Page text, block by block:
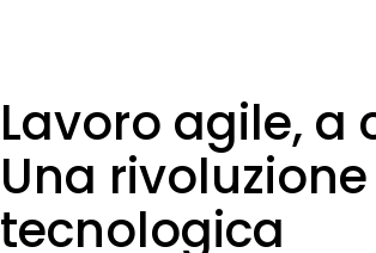
Lavoro agile, a
Una
tecnologica